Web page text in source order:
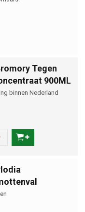
Tegen
900ML
binnen Nederland